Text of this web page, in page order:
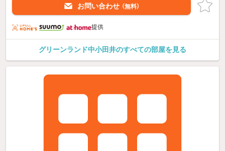
お問い合わせ （無料）
提供
グリーンランド中小田井のすべての部屋を見る